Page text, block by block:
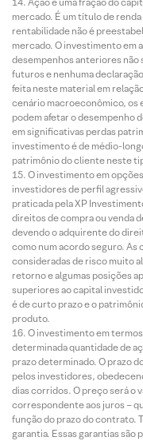
mercado. É um título de
rentabilidade não é
mercado. O investimento em
desempenhos anteriores
futuros e nenhuma
feita neste material em
cenário macroeconômico, os
podem afetar o desempenho
em significativas perdas
investimento é de médio-
patrimônio do cliente neste
O investimento em
investidores de perfil
praticada pela XP
direitos de compra ou venda
devendo o adquirente do
como num acordo seguro. As
consideradas de risco muito
retorno e algumas posições
superiores ao capital
é de curto prazo e o
produto.
O investimento em
determinada quantidade de
prazo determinado. O prazo
pelos investidores,
dias corridos. O preço será o
correspondente aos juros –
função do prazo do contrato.
garantia. Essas garantias são